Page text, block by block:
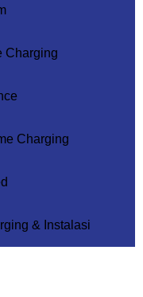
Charging
Charging
& Instalasi